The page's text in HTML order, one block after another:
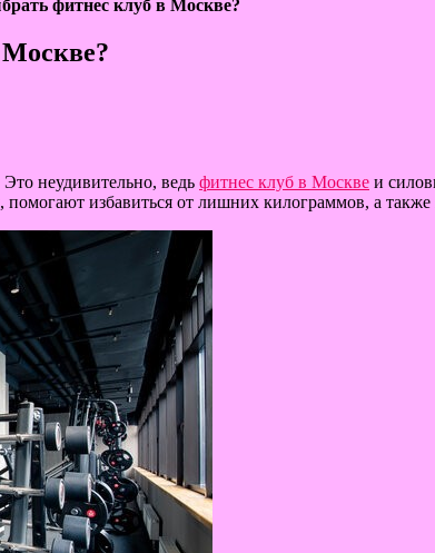
фитнес клуб в Москве?
неудивительно, ведь фитнес клуб в Москве и
избавиться от лишних килограммов, а